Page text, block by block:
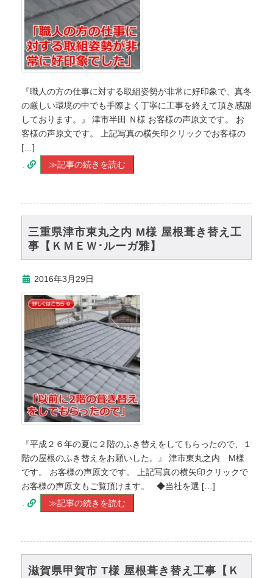
『職人の方の仕事に対する取組姿勢が非常に好印象で、真冬
の厳しい環境の中でも手際よく丁寧に工事を終えて頂き感謝
しております。』 津市半田 Ｎ様 お客様の声原文です。 お
客様の声原文です。 上記写真の横矢印クリックでお客様の
[…]
≫記事の続きを読む
三重県津市東丸之内 M様 屋根葺き替え工
事【ＫＭＥＷ･ルーガ雅】
2016年3月29日
『平成２６年の夏に２階のふき替えをしてもらったので、１
階の屋根のふき替えをお願いした。』 津市東丸之内 M様
です。 お客様の声原文です。 上記写真の横矢印クリックで
お客様の声原文もご覧頂けます。 ◆当社を選 […]
≫記事の続きを読む
滋賀県甲賀市 T様 屋根葺き替え工事【Ｋ